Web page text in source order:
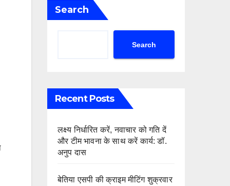
Search
Search
Recent Posts
लक्ष्य निर्धारित करें, नवाचार को गति दें
और टीम भावना के साथ करें कार्य: डॉ.
अनुप दास
बेतिया एसपी की क्राइम मीटिंग शुक्रवार